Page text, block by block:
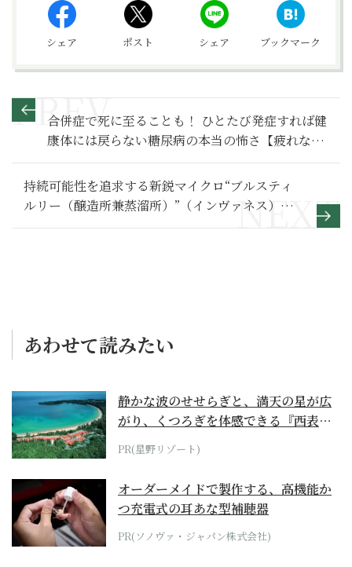
シェア ポスト シェア ブックマーク
合併症で死に至ることも！ ひとたび発症すれば健
康体には戻らない糖尿病の本当の怖さ【疲れない
体をつくる最高の食事術】
持続可能性を追求する新鋭マイクロ“ブルスティ
ルリー（醸造所兼蒸溜所）”（インヴァネス）
【公共交通機関で簡単に行けるスコッチウイスキ
あわせて読みたい
静かな波のせせらぎと、満天の星が広
がり、くつろぎを体感できる『西表島
ホテル by...
PR(星野リゾート)
オーダーメイドで製作する、高機能か
つ充電式の耳あな型補聴器
PR(ソノヴァ・ジャパン株式会社)